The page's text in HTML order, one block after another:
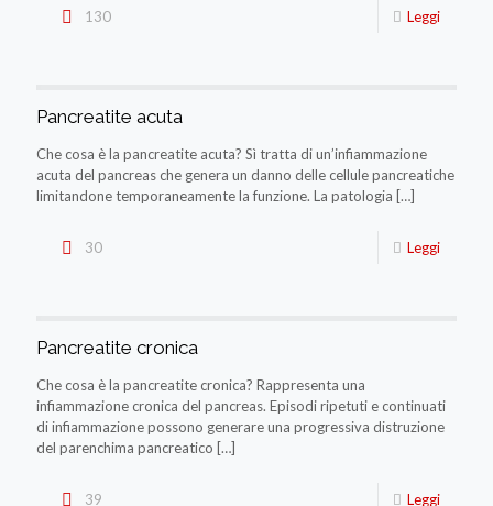
130 Leggi
Pancreatite acuta
Che cosa è la pancreatite acuta? Sì tratta di un’infiammazione
acuta del pancreas che genera un danno delle cellule pancreatiche
limitandone temporaneamente la funzione. La patologia […]
30 Leggi
Pancreatite cronica
Che cosa è la pancreatite cronica? Rappresenta una
infiammazione cronica del pancreas. Episodi ripetuti e continuati
di infiammazione possono generare una progressiva distruzione
del parenchima pancreatico […]
39 Leggi